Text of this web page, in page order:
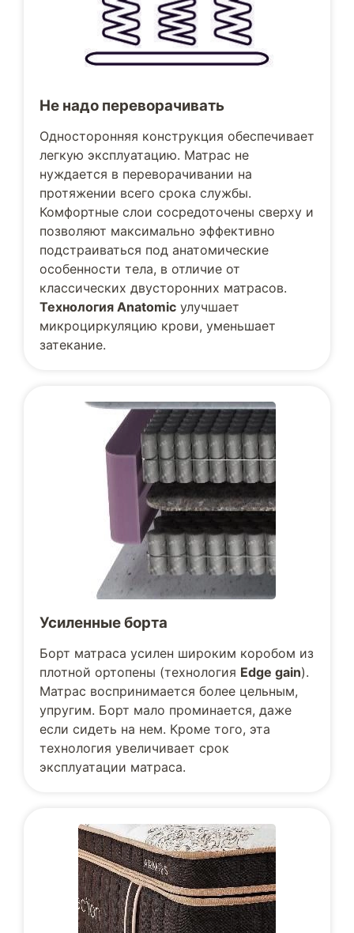
Не надо переворачивать
Односторонняя конструкция обеспечивает
легкую эксплуатацию. Матрас не
нуждается в переворачивании на
протяжении всего срока службы.
Комфортные слои сосредоточены сверху и
позволяют максимально эффективно
подстраиваться под анатомические
особенности тела, в отличие от
классических двусторонних матрасов.
Технология Anatomic улучшает
микроциркуляцию крови, уменьшает
затекание.
Усиленные борта
Борт матраса усилен широким коробом из
плотной ортопены (технология Edge gain).
Матрас воспринимается более цельным,
упругим. Борт мало проминается, даже
если сидеть на нем. Кроме того, эта
технология увеличивает срок
эксплуатации матраса.